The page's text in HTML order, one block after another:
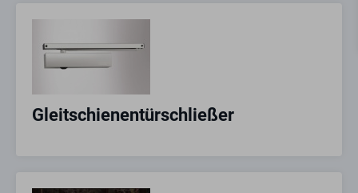
Gleitschienentürschließer